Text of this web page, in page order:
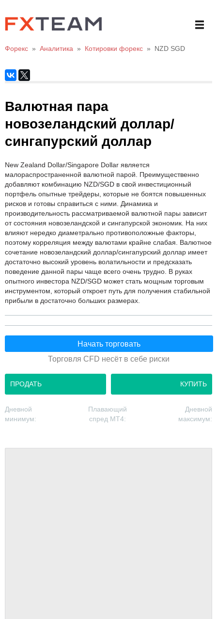
Форекс » Аналитика » Котировки форекс » NZD SGD
Валютная пара
новозеландский доллар/
сингапурский доллар
New Zealand Dollar/Singapore Dollar является
малораспространенной валютной парой. Преимущественно
добавляют комбинацию NZD/SGD в свой инвестиционный
портфель опытные трейдеры, которые не боятся повышенных
рисков и готовы справиться с ними. Динамика и
производительность рассматриваемой валютной пары зависит
от состояния новозеландской и сингапурской экономик. На них
влияют нередко диаметрально противоположные факторы,
поэтому корреляция между валютами крайне слабая. Валютное
сочетание новозеландский доллар/сингапурский доллар имеет
достаточно высокий уровень волатильности и предсказать
поведение данной пары чаще всего очень трудно. В руках
опытного инвестора NZD/SGD может стать мощным торговым
инструментом, который откроет путь для получения стабильной
прибыли в достаточно больших размерах.
Начать торговать
Торговля CFD несёт в себе риски
ПРОДАТЬ КУПИТЬ
Дневной
минимум:
Плавающий
спред MT4:
Дневной
максимум: